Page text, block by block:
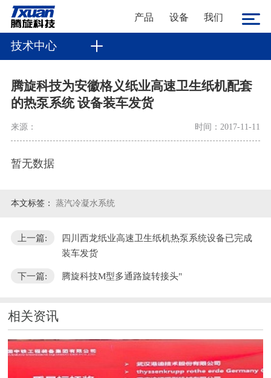
产品 设备 我们
技术中心
腾旋科技为安徽格义纸业高速卫生纸机配套
的热泵系统 设备装车发货
来源： 时间：2017-11-11
暂无数据
本文标签： 蒸汽冷凝水系统
上一篇:
四川西龙纸业高速卫生纸机热泵系统设备已完成
装车发货
下一篇: 腾旋科技M型多通路旋转接头"
相关资讯